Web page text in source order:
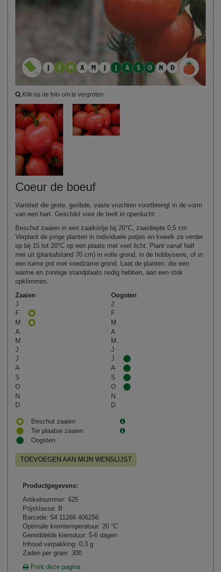
Klik op de foto om te vergroten
Coeur de boeuf
Variëteit die grote, geribde, vaste vruchten voortbrengt in de vorm
van een hart. Geschikt voor de teelt in openlucht.
Beschut zaaien in een zaaikistje bij 20°C, zaaidiepte 0,5 cm.
Verplant de jonge planten in individuele potjes en kweek ze verder
op bij 15 tot 20°C op een plaats met veel licht. Plant vanaf half
mei uit (plantafstand 70 cm) in volle grond, in de hobbyserre, of in
een ruime pot met voedzame grond. Laat de planten, die een
warme en zonnige standplaats nodig hebben, aan een stok
opklimmen.
Zaaien
Oogsten
J
J
F
F
M
M
A
A
M
M
J
J
J
J
A
A
S
S
O
O
N
N
D
D
Beschut zaaien
Ter plaatse zaaien
Oogsten
TOEVOEGEN AAN MIJN WENSLIJST
Productgegevens:
Artikelnummer: 625
Prijsklasse: B
Barcode: 54 11266 406256
Optimale kiemtemperatuur: 20 °C
Gemiddelde kiemduur: 5-6 dagen
Inhoud verpakking: 0,3 g
Zaden per gram: 300
Print deze pagina